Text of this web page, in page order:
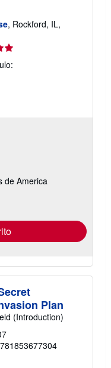
, Rockford, IL,
de America
Plan
(Introduction)